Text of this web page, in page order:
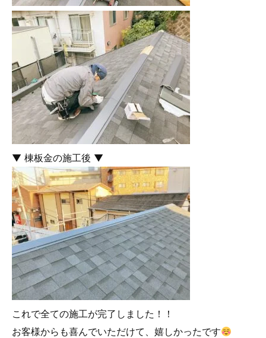
▼ 棟板金の施工後 ▼
これで全ての施工が完了しました！！
お客様からも喜んでいただけて、嬉しかったです